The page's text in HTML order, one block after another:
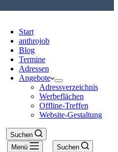
Start
anthrojob
Blog
Termine
Adressen
Angebote
Adressverzeichnis
Werbeflächen
Offline-Treffen
Website-Gestaltung
Suchen
Menü
Suchen